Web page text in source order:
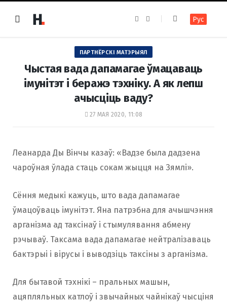
e
b
o
o
k
t
a
r
a
m
Рус
ПАРТНЁРСКІ МАТЭРЫЯЛ
Чыстая вада дапамагае ўмацаваць
імунітэт і беражэ тэхніку. А як лепш
ачысціць ваду?
27 МАЯ 2020, 11:08
Леанарда Ды Вінчы казаў: «Вадзе была дадзена
чароўная ўлада стаць сокам жыцця на Зямлі».
Сёння медыкі кажуць, што вада дапамагае
ўмацоўваць імунітэт. Яна патрэбна для ачышчэння
арганізма ад таксінаў і стымулявання абмену
рэчываў. Таксама вада дапамагае нейтралізаваць
бактэрыі і вірусы і выводзіць таксіны з арганізма.
Для бытавой тэхнікі – пральных машын,
ацяпляльных катлоў і звычайных чайнікаў чысціня